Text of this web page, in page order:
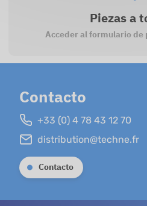
Piezas a
Acceder al formulario de
Contacto
+33 (0) 4 78 43 12 70
distribution@techne.fr
Contacto